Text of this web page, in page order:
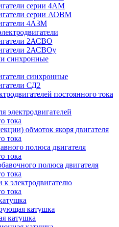
серии 4АМ
серии АОВМ
4АЗМ
2АСВО
2АСВОу
синхронные
синхронные
СД2
постоянного тока
электродвигателей
тока
обмоток якоря двигателя
тока
полюса двигателя
тока
полюса двигателя
тока
к электродвигателю
тока
катушка
катушка